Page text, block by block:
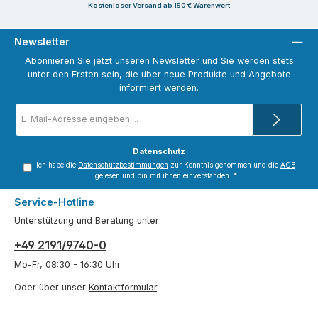
Kostenloser Versand ab 150 € Warenwert
Newsletter
Abonnieren Sie jetzt unseren Newsletter und Sie werden stets
unter den Ersten sein, die über neue Produkte und Angebote
informiert werden.
Mail-
Adresse
Datenschutz
Ich habe die Datenschutzbestimmungen zur Kenntnis genommen und die AGB
gelesen und bin mit ihnen einverstanden. *
Service-Hotline
Unterstützung und Beratung unter:
+49 2191/9740-0
Mo-Fr, 08:30 - 16:30 Uhr
Oder über unser Kontaktformular.